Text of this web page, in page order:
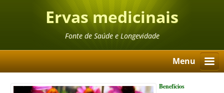
Ervas medicinais
Fonte de Saúde e Longevidade
Menu
Benefícios